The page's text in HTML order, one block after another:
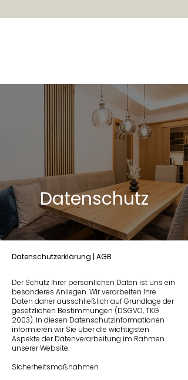
Datenschutz
Datenschutzerklärung | AGB
Der Schutz Ihrer persönlichen Daten ist uns ein
besonderes Anliegen. Wir verarbeiten Ihre
Daten daher ausschließlich auf Grundlage der
gesetzlichen Bestimmungen (DSGVO, TKG
2003). In diesen Datenschutz­informationen
informieren wir Sie über die wichtigsten
Aspekte der Datenverarbeitung im Rahmen
unserer Website.
Sicherheitsmaßnahmen